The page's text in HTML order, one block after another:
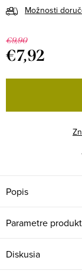
Možnosti
€9,90
€7,92
cena:
Popis
Parametre
Diskusia